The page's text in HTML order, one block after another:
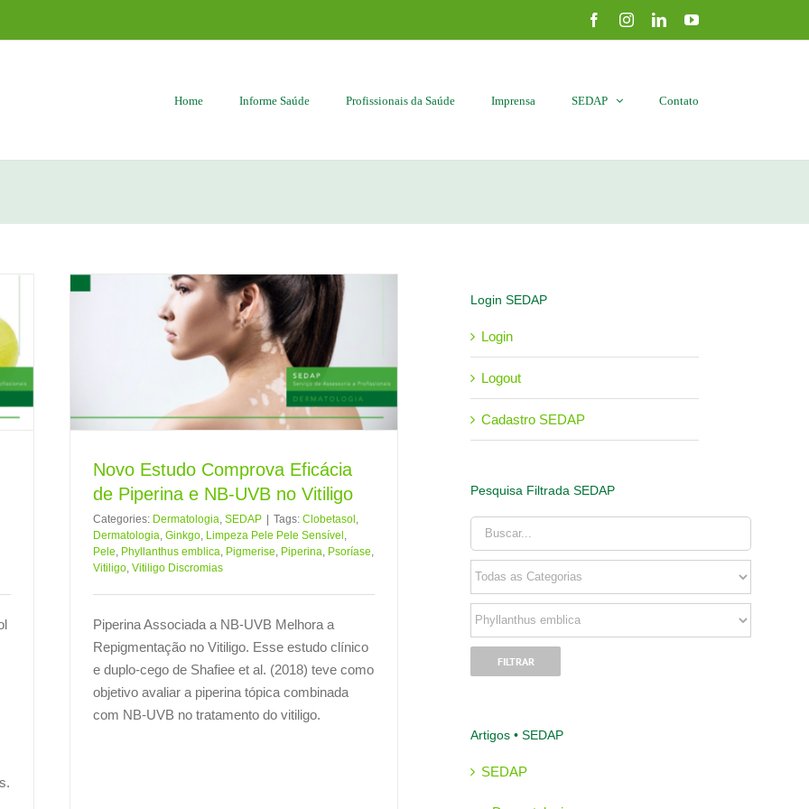
FacebookInstagramLinkedInYouTube
Home Informe Saúde Profissionais da Saúde Imprensa SEDAP Contato
e
Novo Estudo Comprova Eficácia
de Piperina e NB-UVB no Vitiligo
Categories: Dermatologia SEDAP | Tags: Clobetasol
Dermatologia Ginkgo Limpeza Pele Pele Sensível
Pele Phyllanthus emblica Pigmerise Piperina Psoríase
Vitiligo Vitiligo Discromias
Piperina Associada a NB-UVB Melhora a
Repigmentação no Vitiligo. Esse estudo clínico
e duplo-cego de Shafiee et al. (2018) teve como
objetivo avaliar a piperina tópica combinada
com NB-UVB no tratamento do vitiligo.
Login SEDAP
Login
Logout
Cadastro SEDAP
Pesquisa Filtrada SEDAP
Artigos • SEDAP
SEDAP